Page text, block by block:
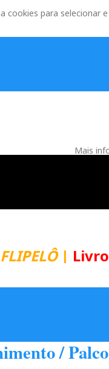
cookies para selecionar
Mais
FLIPELÔ|
/ Palco